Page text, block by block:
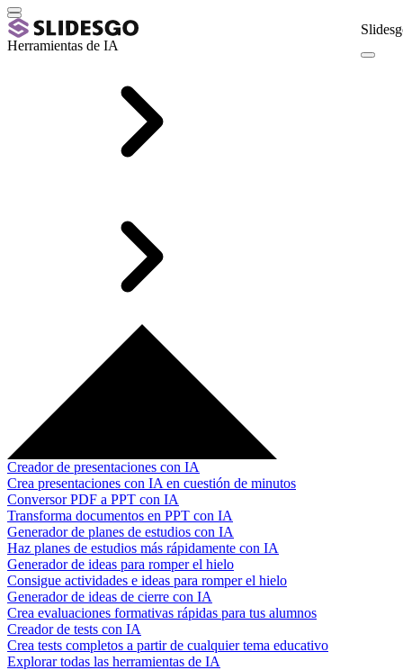
Herramientas de IA
Creador de presentaciones con IA
Crea presentaciones con IA en cuestión de minutos
Conversor PDF a PPT con IA
Transforma documentos en PPT con IA
Generador de planes de estudios con IA
Haz planes de estudios más rápidamente con IA
Generador de ideas para romper el hielo
Consigue actividades e ideas para romper el hielo
Generador de ideas de cierre con IA
Crea evaluaciones formativas rápidas para tus alumnos
Creador de tests con IA
Crea tests completos a partir de cualquier tema educativo
Explorar todas las herramientas de IA